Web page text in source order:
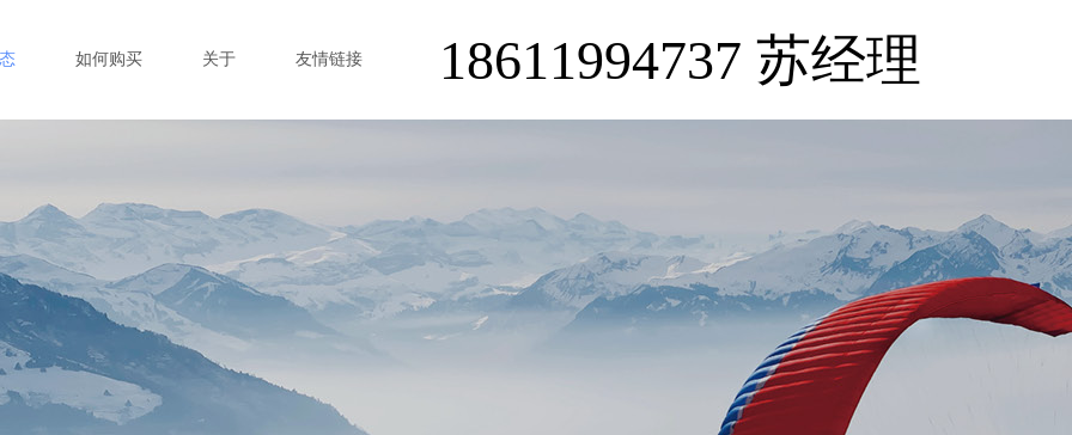
18611994737 苏经理
如何购买 关于 友情链接